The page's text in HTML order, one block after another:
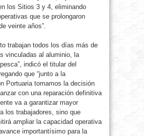
los Sitios 3 y 4, eliminando
que se prolongaron
veinte años”.
trabajan todos los días más de
vinculadas al aluminio, la
indicó el titular del
que “junto a la
Portuaria tomamos la decisión
con una reparación definitiva
va a garantizar mayor
los trabajadores, sino que
ampliar la capacidad operativa
importantísimo para la